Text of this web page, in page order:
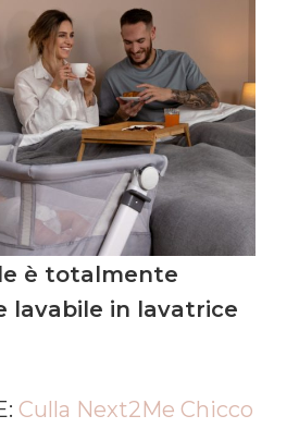
è totalmente
lavabile in lavatrice
Culla Next2Me Chicco